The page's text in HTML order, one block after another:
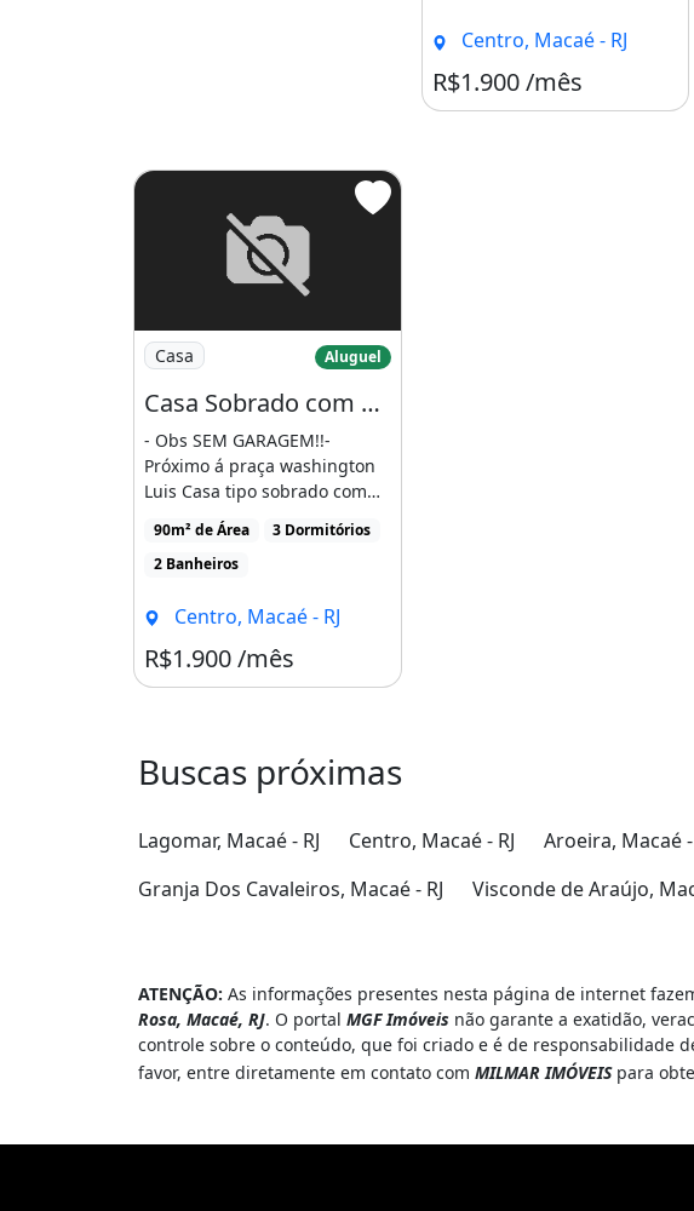
Centro, Macaé - RJ
R$1.900 /mês
Imagem: Casa Sobrado com 3 Quartos Sendo 1 Suíte
Casa Aluguel
Casa Sobrado com 3 Quartos Sendo 1 Suíte, Centro - Macaé - Rj
- Obs SEM GARAGEM!!-
Próximo á praça washington
Luis Casa tipo sobrado com
um lance de escada,
possuindo [...]
90m² de Área
3 Dormitórios
2 Banheiros
Centro, Macaé - RJ
R$1.900 /mês
Buscas próximas
Lagomar, Macaé - RJ Centro, Macaé - RJ Aroeira, Macaé -
Granja Dos Cavaleiros, Macaé - RJ
Visconde de Araújo,
ATENÇÃO: As informações presentes nesta página de internet
Rosa, Macaé, RJ. O portal MGF Imóveis não garante a exatidão,
controle sobre o conteúdo, que foi criado e é de responsabilidade
favor, entre diretamente em contato com MILMAR IMÓVEISpara